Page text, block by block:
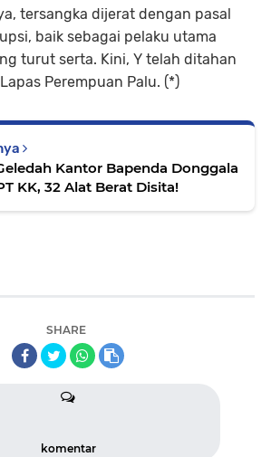
tersangka dijerat dengan pasal
baik sebagai pelaku utama
turut serta. Kini, Y telah ditahan
Perempuan Palu. (*)
Kantor Bapenda Donggala
KK, 32 Alat Berat Disita!
SHARE
komentar